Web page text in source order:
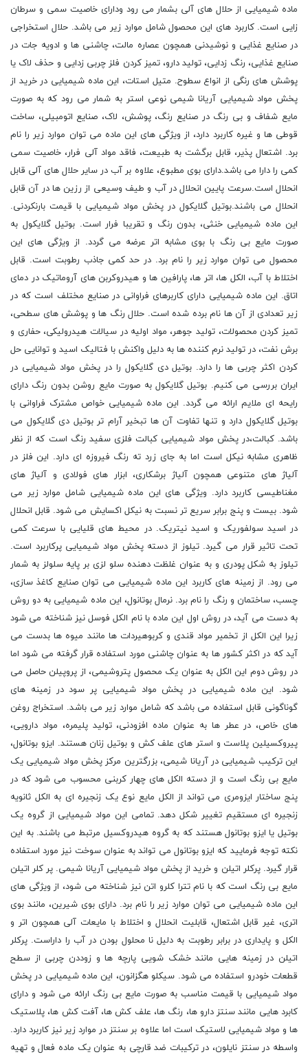
ماده شیمیایی از حلال های آلی بشمار می رود ودارای خاصیت سمی و سرطان
زایی است. کاربرد های این محصول شامل موارد زیر می باشد. حلال استخراجی
در صنایع غذایی و نوشیدنی همچون عصاره مالت، چاشنی ها و ادویه جات در
صنایع غذایی، رنگ زدایی، تولید دارو، تمیز کردن فلز چربی زدایی و حذف لاک یا
پوشش های رنگی از انواع سطوح. متیل استات، این ماده شیمیایی در خرید از
پخش مواد شیمیایی آریانا شیمی نوعی استر به شمار می رود که به صورت
مایع شفاف و بی رنگ در صنایع رنگ، پوشش، لاک، صنایع اتومبیلی، ساخت
قوطی ها و غیره کاربرد دارد، از ویژگی های این ماده می توان موارد زیر را نام
برد. اشتعال پذیر، قابل برگشت به طبیعت، فاقد مواد آلی فرار، خاصیت سمی
کمی را دارا می باشد.دارای بوی مطبوع، علاوه بر آب در سایر حلال های آلی قابل
انحلال است.سرعت پایین انحلال در آب و طیف وسیعی از رزین ها در آن قابل
انحلال می باشند.بوتیل گلایکول در پخش مواد شیمیایی با قیمت بارنکردنی.
این ماده شیمیایی خنثی، بدون رنگ و تقریبا فرار است. بوتیل گلایکول به
صورت مایع بی رنگ با بوی مشابه اتر عرضه می گردد. از ویژگی های این
محصول می توان موارد زیر را نام برد. در حد کمی جاذب رطوبت است. قابل
اختلاط با آب، الکل ها، اتر ها، پارافین ها و هیدروکربن های آروماتیک در دمای
اتاق. این ماده شیمیایی دارای کاربرهای فراوانی در صنایع مختلف است که در
زیر تعدادی از آن ها نام برده شده است. حلال رنگ ها و پوشش های سطحی،
تمیز کردن محصولات، تولید جوهر، مواد اولیه در سیالات هیدرولیکی، حفاری و
برش نفت، در تولید نرم کننده ها به دلیل واکنش با فتالیک اسید و توانایی حل
کردن اکثر چربی ها را دارد. بوتیل دی گلایکول را در پخش مواد شیمیایی در
ایران بررسی می کنیم. بوتیل گلایکول به صورت مایع روشن بدون رنگ دارای
رایحه ای ملایم ارائه می گردد. این ماده شیمیایی خواص مشترک فراوانی با
بوتیل گلایکول دارد و تنها تفاوت آن ها تبخیر آرام تر بوتیل دی گلایکول می
باشد. کبالت،در پخش مواد شیمیایی کبالت فلزی سفید رنگ است که از نظر
ظاهری مشابه نیکل است اما به جای زرد ته رنگ فیروزه ای دارد. این فلز در
آلیاژ های متنوعی همچون آلیاژ برشکاری، ابزار های فولادی و آلیاژ های
مغناطیسی کاربرد دارد. ویژگی های این ماده شیمیایی شامل موارد زیر می
شود. بیست و پنج برابر سریع تر نسبت به نیکل اکسایش می شود. قابل انحلال
در اسید سولفوریک و اسید نیتریک. در محیط های قلیایی با سرعت کمی
تحت تاثیر قرار می گیرد. تیلوز از دسته پخش مواد شیمیایی پرکاربرد است.
تیلوز به شکل پودری و به عنوان غلظت دهنده سلو لزی بر پایه سلولز به شمار
می رود. از زمینه های کاربرد این ماده شیمیایی می توان صنایع کاغذ سازی،
چسب، ساختمان و رنگ را نام برد. نرمال بوتانول، این ماده شیمیایی به دو روش
به دست می آید، در روش اول این ماده با نام الکل فوسل نیز شناخته می شود
زیرا این الکل از تخمیر مواد قندی و کربوهیردات ها مانند میوه ها بدست می
آید که در اکثر کشور ها به عنوان چاشنی مورد استفاده قرار گرفته می شود اما
در روش دوم این الکل به عنوان یک محصول پتروشیمی، از پروپیلن حاصل می
شود. این ماده شیمیایی در پخش مواد شیمیایی پر سود در زمینه های
گوناگونی قابل استفاده می باشد که شامل موارد زیر می باشد. استخراج روغن
های خاص، در عطر ها به عنوان ماده افزودنی، تولید پلیمره، مواد دارویی،
پیروکسیلین پلاست و استر های علف کش و بوتیل زنان هستند. ایزو بوتانول،
این ترکیب شیمیایی در آریانا شیمی، بزرگترین مرکز پخش مواد شیمیایی یک
مایع بی رنگ است و از دسته الکل های چهار کربنی محسوب می شود که در
پنج ساختار ایزومری می تواند از الکل مایع نوع یک زنجیره ای به الکل ثانویه
زنجیره ای مستقیم تغییر شکل دهد. تمامی این مواد شیمیایی از گروه یک
بوتیل یا ایزو بوتانول هستند که به گروه هیدروکسیل مرتبط می باشند. به این
نکته توجه فرمایید که ایزو بوتانول می تواند به عنوان سوخت نیز مورد استفاده
قرار گیرد. پرکلر اتیلن و خرید از پخش مواد شیمیایی آریانا شیمی. پر کلر اتیلن
مایع بی رنگ است که با نام تترا کلرو اتن نیز شناخته می شود، از ویژگی های
این ماده شیمیایی می توان موارد زیر را نام برد. دارای بوی شیرین، مانند بوی
اتری، غیر قابل اشتعال، قابلیت انحلال و اختلاط با مایعات آلی همچون اتر و
الکل و پایداری در برابر رطوبت به دلیل نا محلول بودن در آب را داراست. پرکلر
اتیلن در زمینه هایی مانند خشک شویی پارچه ها و زوددن چربی از سطح
قطعات خودرو استفاده می شود. سیکلو هگزانون، این ماده شیمیایی در پخش
مواد شیمیایی با قیمت مناسب به صورت مایع بی رنگ ارائه می شود و دارای
کابرد هایی مانند سنتز دارو ها، رنگ ها، علف کش ها، آفت کش ها، پلاستیک
ها و مواد شیمیایی لاستیک است اما علاوه بر سنتز در موارد زیر نیز کاربرد دارد.
واسطه در سنتز نایلون، در ترکیبات ضد قارچی به عنوان یک ماده فعال و تهیه